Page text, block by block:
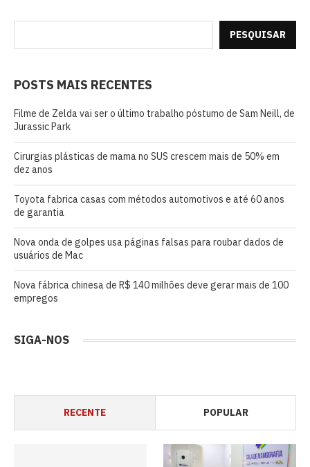
PESQUISAR
POSTS MAIS RECENTES
Filme de Zelda vai ser o último trabalho póstumo de Sam Neill, de
Jurassic Park
Cirurgias plásticas de mama no SUS crescem mais de 50% em
dez anos
Toyota fabrica casas com métodos automotivos e até 60 anos
de garantia
Nova onda de golpes usa páginas falsas para roubar dados de
usuários de Mac
Nova fábrica chinesa de R$ 140 milhões deve gerar mais de 100
empregos
SIGA-NOS
RECENTE POPULAR